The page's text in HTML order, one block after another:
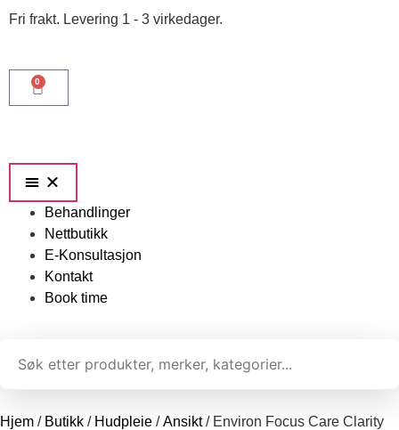
Fri frakt. Levering 1 - 3 virkedager.
0
Behandlinger
Nettbutikk
E-Konsultasjon
Kontakt
Book time
Hjem / Butikk / Hudpleie /Ansikt/ Environ Focus Care Clarity